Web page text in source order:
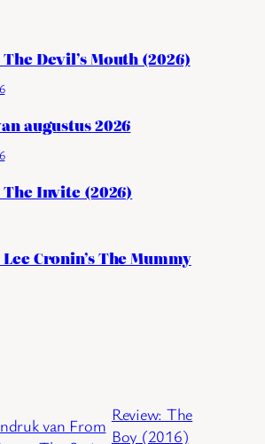
Devil’s Mouth (2026)
augustus 2026
The Invite (2026)
Cronin’s The Mummy
van From
Review: The
Boy (2016)